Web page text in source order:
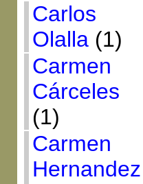
Carlos
Olalla(1)
Carmen
Cárceles
(1)
Carmen
Hernandez